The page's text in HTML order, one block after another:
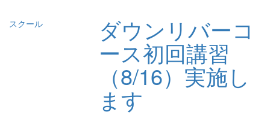
スクール ダウンリバーコ
ース初回講習
（8/16）実施し
ます